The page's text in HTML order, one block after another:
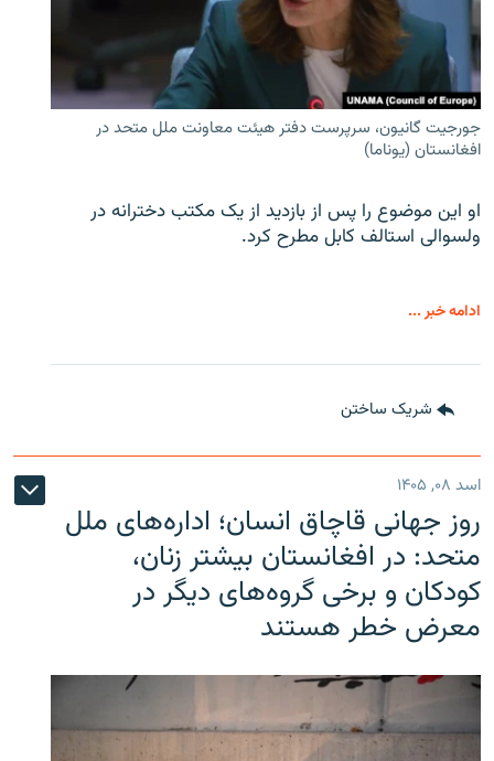
جورجیت گانیون، سرپرست دفتر هیئت معاونت ملل متحد در
افغانستان (یوناما)
او این موضوع را پس از بازدید از یک مکتب دخترانه در
ولسوالی استالف کابل مطرح کرد.
ادامه خبر ...
شریک ساختن
اسد ۰۸, ۱۴۰۵
روز جهانی قاچاق انسان؛ اداره‌های ملل
متحد: در افغانستان بیشتر زنان،
کودکان و برخی گروه‌های دیگر در
معرض خطر هستند